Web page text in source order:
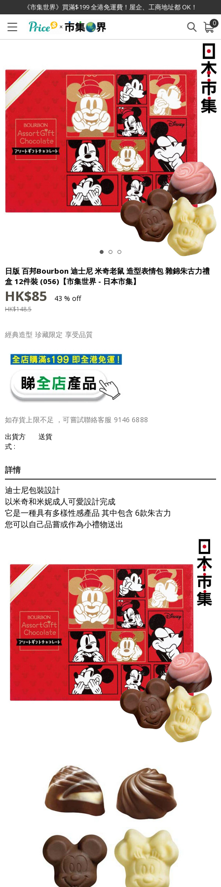
《市集世界》買滿$199 全港免運費！屋企、工商地址都 OK！
0
已加入購物車 查看
日版 百邦Bourbon 迪士尼 米奇老鼠 造型表情包 雜錦朱古力禮
盒 12件裝 (056)【市集世界 - 日本市集】
HK$85 43 % off
HK$148.5
經典造型 珍藏限定 享受品質
如存貨上限不足 ，可嘗試聯絡客服 9146 6888
出貨方
式 :
送貨
詳情
迪士尼包裝設計
以米奇和米妮成人可愛設計完成
它是一種具有多樣性感產品 其中包含 6款朱古力
您可以自己品嘗或作為小禮物送出